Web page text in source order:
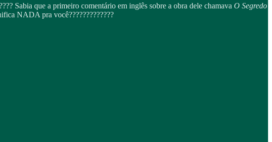
Sabia que a primeiro comentário em inglês sobre a obra dele chamava O Segredo
NADA pra você?????????????